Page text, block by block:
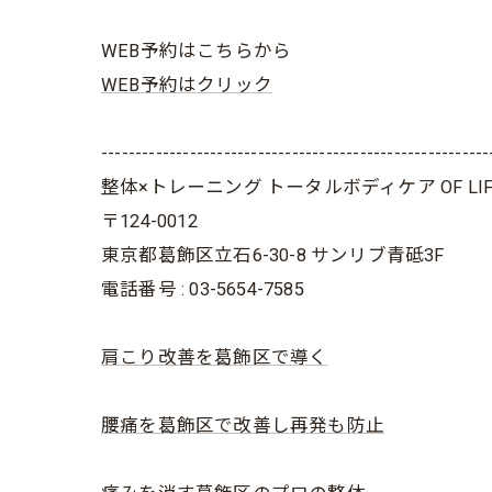
WEB予約はこちらから
WEB予約はクリック
整体×トレーニング トータルボディケア OF
〒124-0012
東京都葛飾区立石6-30-8 サンリブ青砥3F
電話番号 : 03-5654-7585
肩こり改善を葛飾区で導く
腰痛を葛飾区で改善し再発も防止